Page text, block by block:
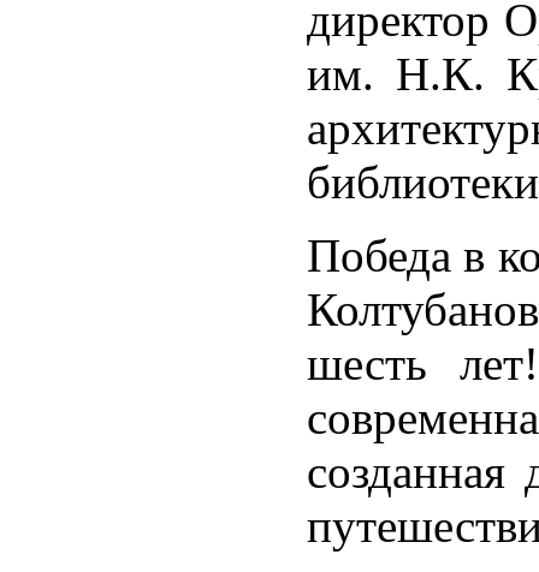
директор
им. Н.К.
Победа в
шесть